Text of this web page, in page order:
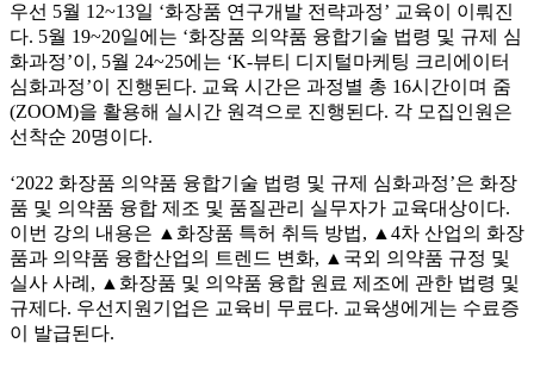
우선 5월 12~13일 ‘화장품 연구개발 전략과정’ 교육이 이뤄진
다. 5월 19~20일에는 ‘화장품 의약품 융합기술 법령 및 규제 심
화과정’이 , 5월 24~25에는 ‘K-뷰티 디지털마케팅 크리에이터
심화과정’이 진행된다. 교육 시간은 과정별 총 16시간이며 줌
(ZOOM)을 활용해 실시간 원격으로 진행된다. 각 모집인원은
선착순 20명이다.
‘2022 화장품 의약품 융합기술 법령 및 규제 심화과정’은 화장
품 및 의약품 융합 제조 및 품질관리 실무자가 교육대상이다.
이번 강의 내용은 ▲ 화장품 특허 취득 방법, ▲ 4차 산업의 화장
품과 의약품 융합산업의 트렌드 변화, ▲ 국외 의약품 규정 및
실사 사례 , ▲ 화장품 및 의약품 융합 원료 제조에 관한 법령 및
규제다. 우선지원기업은 교육비 무료다. 교육생에게는 수료증
이 발급된다.